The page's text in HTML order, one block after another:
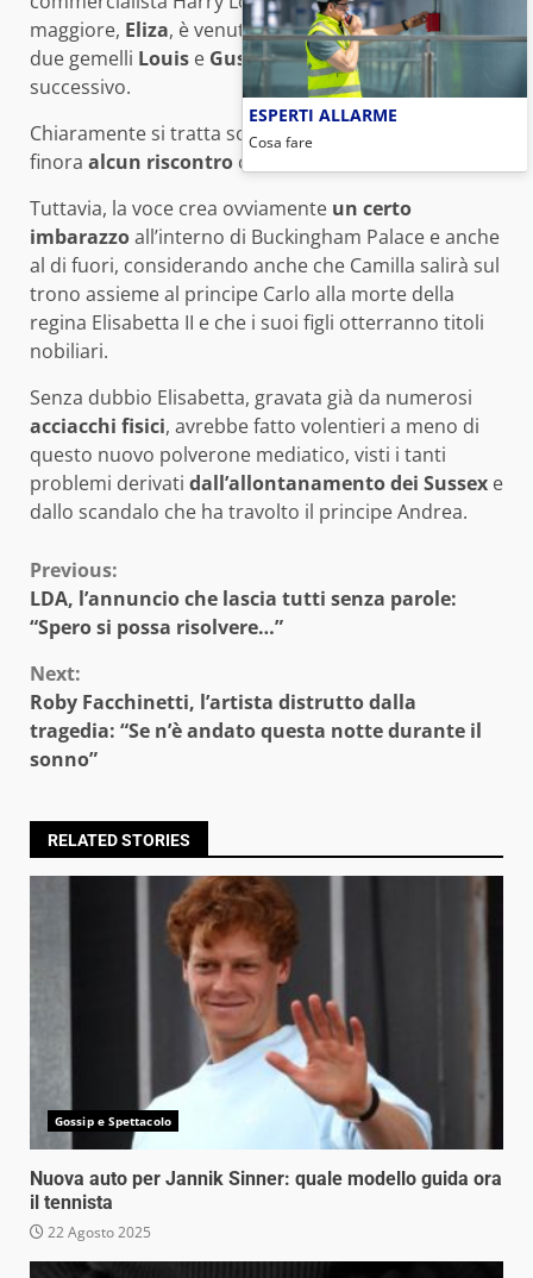
maggiore, Eliza, è venuta alla luce nel 2008, mentre i
due gemelli Louis e Gussono invece nati l’anno
successivo.
Chiaramente si tratta solo di un gossip che non ha
finora alcun riscontro con la realtà.
Tuttavia, la voce crea ovviamente un certo
imbarazzoall’interno di Buckingham Palace e anche
al di fuori, considerando anche che Camilla salirà sul
trono assieme al principe Carlo alla morte della
regina Elisabetta II e che i suoi figli otterranno titoli
nobiliari.
Senza dubbio Elisabetta, gravata già da numerosi
acciacchi fisici, avrebbe fatto volentieri a meno di
questo nuovo polverone mediatico, visti i tanti
problemi derivati dall’allontanamento dei Sussex e
dallo scandalo che ha travolto il principe Andrea.
Continue
Reading
Previous:
LDA, l’annuncio che lascia tutti senza parole:
“Spero si possa risolvere…”
Next:
Roby Facchinetti, l’artista distrutto dalla
tragedia: “Se n’è andato questa notte durante il
sonno”
RELATED STORIES
Gossip e Spettacolo
Nuova auto per Jannik Sinner: quale modello guida ora
il tennista
22 Agosto 2025
ESPERTI ALLARME
Cosa fare